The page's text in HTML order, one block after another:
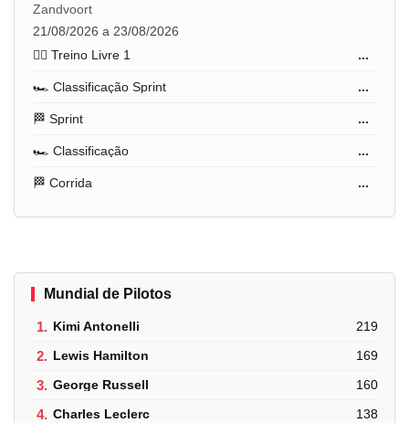
Zandvoort
21/08/2026 a 23/08/2026
🏋️‍♂️ Treino Livre 1
...
🏎️ Classificação Sprint ...
🏁 Sprint ...
🏎️ Classificação ...
🏁 Corrida ...
Mundial de Pilotos
1. Kimi Antonelli 219
2. Lewis Hamilton 169
3. George Russell 160
4. Charles Leclerc 138